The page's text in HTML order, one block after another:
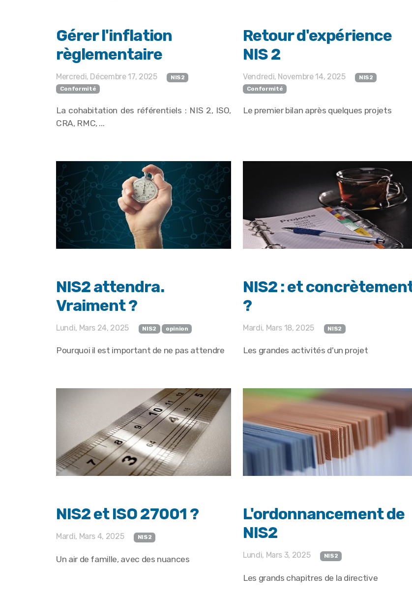
Gérer l'inflation
règlementaire
Mercredi, Décembre 17, 2025
NIS2
Conformité
La cohabitation des référentiels : NIS 2, ISO,
CRA, RMC, ...
Retour d'expérience
NIS 2
Vendredi, Novembre 14, 2025
NIS2
Conformité
Le premier bilan après quelques projets
NIS2 attendra.
Vraiment ?
Lundi, Mars 24, 2025 NIS2 opinion
Pourquoi il est important de ne pas attendre
NIS2 : et
?
Mardi, Mars 18, 2025 NIS2
Les grandes activités d'un projet
NIS2 et ISO 27001 ?
Mardi, Mars 4, 2025 NIS2
Un air de famille, avec des nuances
L'ordonnancement de
NIS2
Lundi, Mars 3, 2025 NIS2
Les grands chapitres de la directive